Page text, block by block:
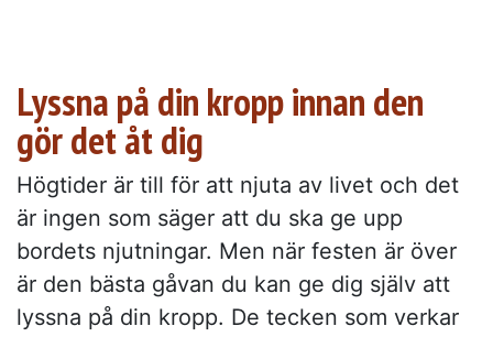
Lyssna på din kropp innan den
gör det åt dig
Högtider är till för att njuta av livet och det
är ingen som säger att du ska ge upp
bordets njutningar. Men när festen är över
är den bästa gåvan du kan ge dig själv att
lyssna på din kropp. De tecken som verkar